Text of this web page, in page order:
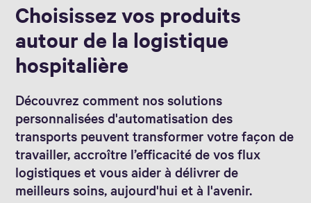
Choisissez vos produits
autour de la logistique
hospitalière
Découvrez comment nos solutions
personnalisées d'automatisation des
transports peuvent transformer votre façon de
travailler, accroître l’efficacité de vos flux
logistiques et vous aider à délivrer de
meilleurs soins, aujourd'hui et à l'avenir.